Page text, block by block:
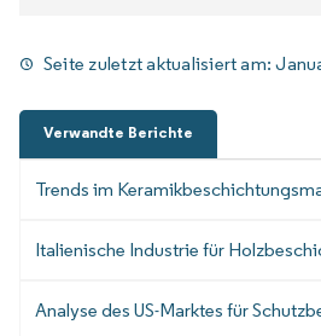
Seite zuletzt aktualisiert am:
Verwandte Berichte
Trends im
Italienische Industrie für
Analyse des US-Marktes für